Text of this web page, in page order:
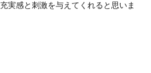
実感と刺激を与えてくれると思いま